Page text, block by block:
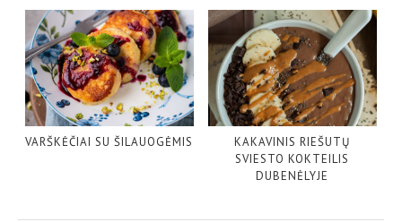
VARŠKĖČIAI SU ŠILAUOGĖMIS
KAKAVINIS RIEŠUTŲ
SVIESTO KOKTEILIS
DUBENĖLYJE